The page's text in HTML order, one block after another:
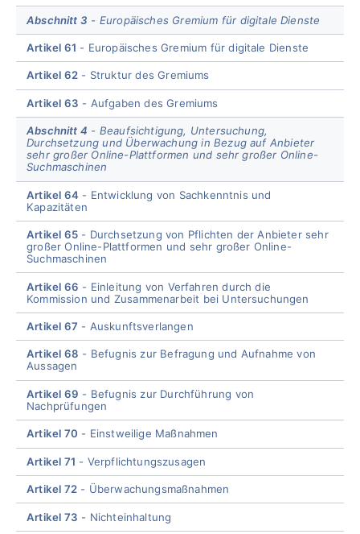
Abschnitt 3 Europäisches Gremium für digitale Dienste
Artikel 61 Europäisches Gremium für digitale Dienste
Artikel 62 Struktur des Gremiums
Artikel 63 Aufgaben des Gremiums
Abschnitt 4
Beaufsichtigung, Untersuchung,
Durchsetzung und Überwachung in Bezug auf Anbieter
sehr großer Online-Plattformen und sehr großer Online-
Suchmaschinen
Artikel 64
Entwicklung von Sachkenntnis und
Kapazitäten
Artikel 65
Durchsetzung von Pflichten der Anbieter sehr
großer Online-Plattformen und sehr großer Online-
Suchmaschinen
Artikel 66
Einleitung von Verfahren durch die
Kommission und Zusammenarbeit bei Untersuchungen
Artikel 67 Auskunftsverlangen
Artikel 68
Befugnis zur Befragung und Aufnahme von
Aussagen
Artikel 69
Befugnis zur Durchführung von
Nachprüfungen
Artikel 70 Einstweilige Maßnahmen
Artikel 71 Verpflichtungszusagen
Artikel 72 Überwachungsmaßnahmen
Artikel 73 Nichteinhaltung